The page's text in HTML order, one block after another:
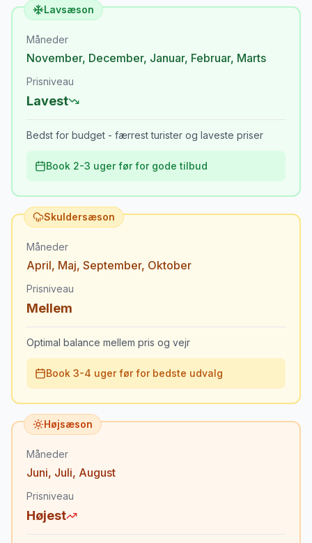
Lavsæson
Måneder
November, December, Januar, Februar, Marts
Prisniveau
Lavest
Bedst for budget - færrest turister og laveste priser
Book 2-3 uger før for gode tilbud
Skuldersæson
Måneder
April, Maj, September, Oktober
Prisniveau
Mellem
Optimal balance mellem pris og vejr
Book 3-4 uger før for bedste udvalg
Højsæson
Måneder
Juni, Juli, August
Prisniveau
Højest